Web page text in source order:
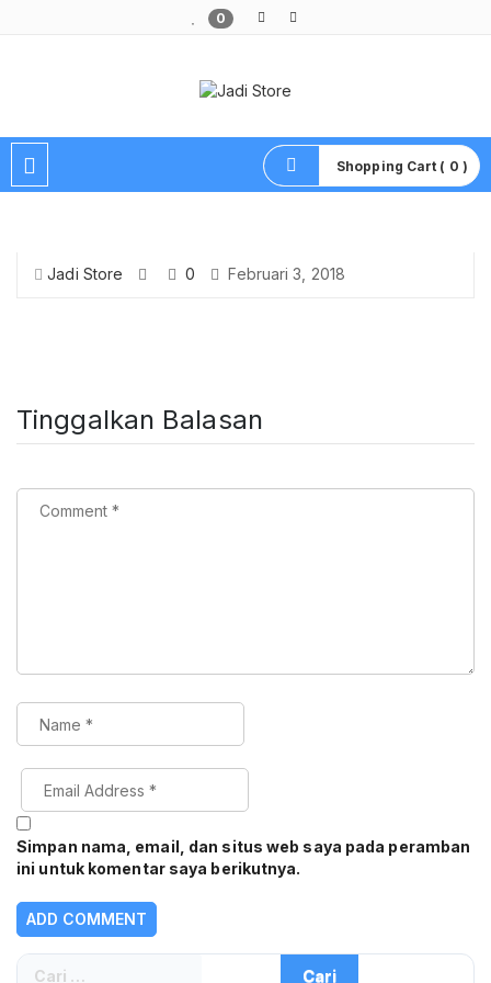
0
Shopping Cart ( 0 )
Jadi Store 0 Februari 3, 2018
Tinggalkan Balasan
Simpan nama, email, dan situs web saya pada peramban
ini untuk komentar saya berikutnya.
Cari